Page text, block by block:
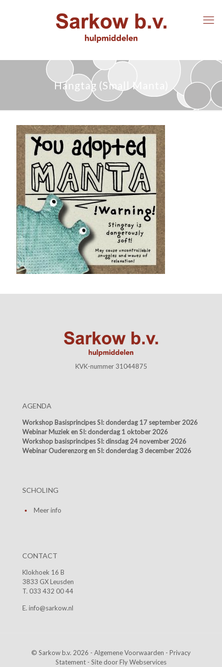
Hangtag (Small Manta)
KVK-nummer 31044875
AGENDA
Workshop Basisprincipes SI: donderdag 17 september 2026
Webinar Muziek en SI: donderdag 1 oktober 2026
Workshop basisprincipes SI: dinsdag 24 november 2026
Webinar Ouderenzorg en SI: donderdag 3 december 2026
SCHOLING
Meer info
CONTACT
Klokhoek 16 B
3833 GX Leusden
T. 033 432 00 44
E. info@sarkow.nl
© Sarkow b.v. 2026 - Algemene Voorwaarden - Privacy
Statement - Site doorFly Webservices